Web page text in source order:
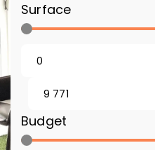
Surface
Budget